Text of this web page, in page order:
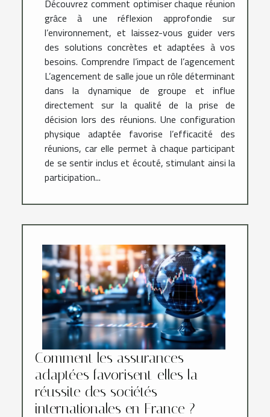
Découvrez comment optimiser chaque réunion
grâce à une réflexion approfondie sur
l’environnement, et laissez-vous guider vers
des solutions concrètes et adaptées à vos
besoins. Comprendre l’impact de l’agencement
L’agencement de salle joue un rôle déterminant
dans la dynamique de groupe et influe
directement sur la qualité de la prise de
décision lors des réunions. Une configuration
physique adaptée favorise l’efficacité des
réunions, car elle permet à chaque participant
de se sentir inclus et écouté, stimulant ainsi la
participation...
Comment les assurances
adaptées favorisent-elles la
réussite des sociétés
internationales en France ?